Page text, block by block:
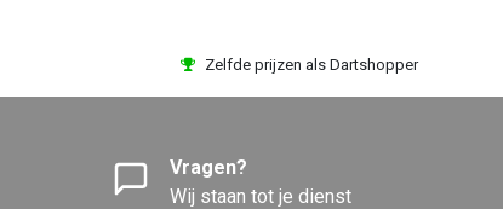
Zelfde prijzen als Dartshopper
Vragen?
Wij staan tot je dienst